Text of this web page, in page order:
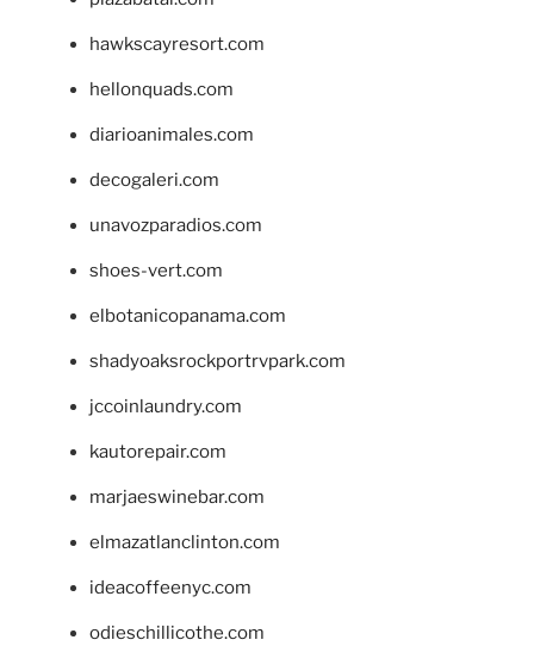
hawkscayresort.com
hellonquads.com
diarioanimales.com
decogaleri.com
unavozparadios.com
shoes-vert.com
elbotanicopanama.com
shadyoaksrockportrvpark.com
jccoinlaundry.com
kautorepair.com
marjaeswinebar.com
elmazatlanclinton.com
ideacoffeenyc.com
odieschillicothe.com